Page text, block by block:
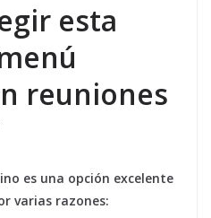
esta
reuniones
es una opción excelente
varias razones: